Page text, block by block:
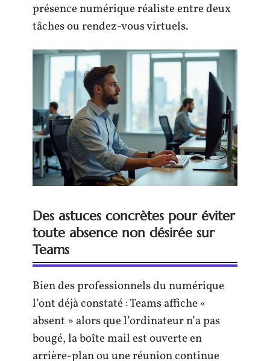
présence numérique réaliste entre deux
tâches ou rendez-vous virtuels.
Des astuces concrètes pour éviter
toute absence non désirée sur
Teams
Bien des professionnels du numérique
l’ont déjà constaté : Teams affiche «
absent » alors que l’ordinateur n’a pas
bougé, la boîte mail est ouverte en
arrière-plan ou une réunion continue